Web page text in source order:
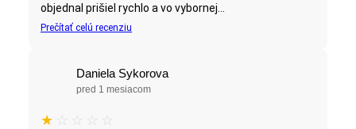
objednal prišiel rychlo a vo vybornej...
Prečítať celú recenziu
Daniela Sykorova
pred 1 mesiacom
★ ☆ ☆ ☆ ☆